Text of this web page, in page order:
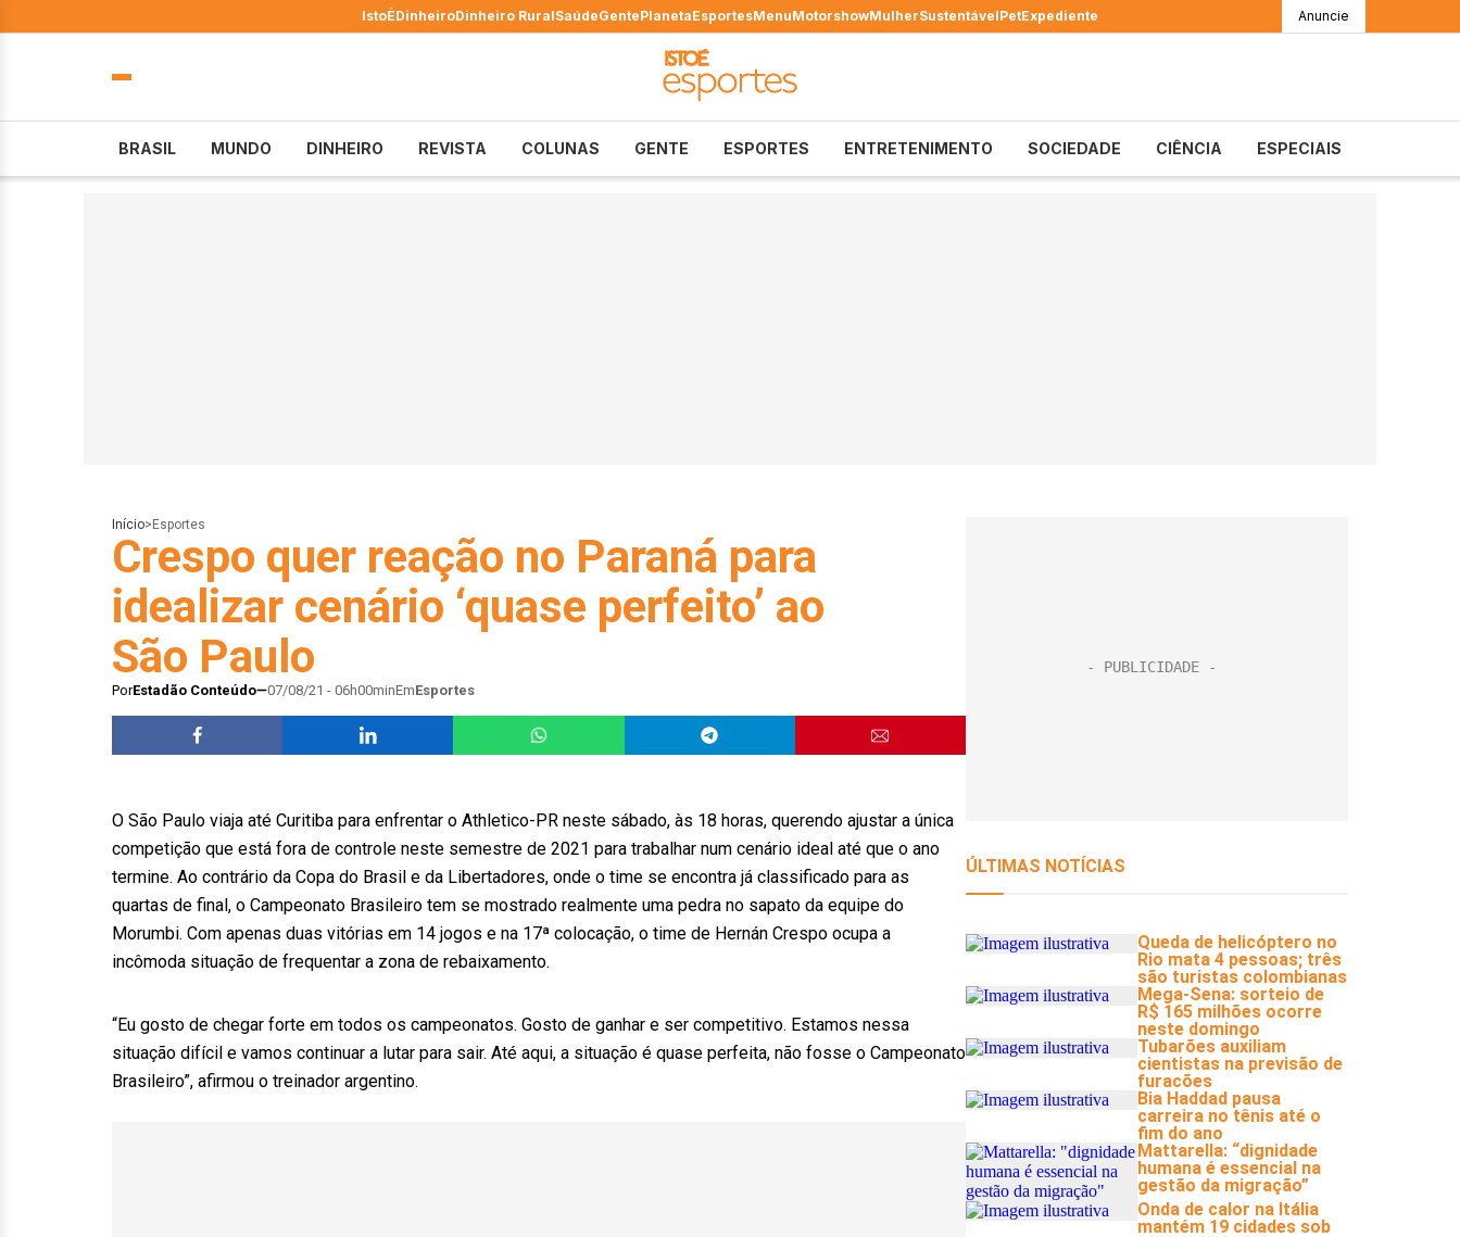
IstoÉDinheiroDinheiro RuralSaúdeGentePlanetaEsportesMenuMotorshowMulherSustentávelPetExpediente Anuncie
BRASIL MUNDO DINHEIRO REVISTA COLUNAS GENTE ESPORTES ENTRETENIMENTO SOCIEDADE CIÊNCIA ESPECIAIS
Início> Esportes
Crespo quer reação no Paraná para
idealizar cenário ‘quase perfeito’ ao
São Paulo
PorEstadão Conteúdo 07/08/21 - 06h00minEmEsportes
O São Paulo viaja até Curitiba para enfrentar o Athletico-PR neste sábado, às 18 horas, querendo ajustar a única
competição que está fora de controle neste semestre de 2021 para trabalhar num cenário ideal até que o ano
termine. Ao contrário da Copa do Brasil e da Libertadores, onde o time se encontra já classificado para as
quartas de final, o Campeonato Brasileiro tem se mostrado realmente uma pedra no sapato da equipe do
Morumbi. Com apenas duas vitórias em 14 jogos e na 17ª colocação, o time de Hernán Crespo ocupa a
incômoda situação de frequentar a zona de rebaixamento.
“Eu gosto de chegar forte em todos os campeonatos. Gosto de ganhar e ser competitivo. Estamos nessa
situação difícil e vamos continuar a lutar para sair. Até aqui, a situação é quase perfeita, não fosse o Campeonato
Brasileiro”, afirmou o treinador argentino.